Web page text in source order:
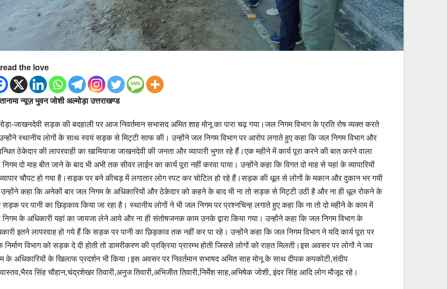
the love
न्यूज़ भुवन जोशी अल्मोड़ा उत्तराखण्ड
जाखनदेवी सड़क की बदहाली पर आज निवर्तमान सभासद अमित शाह मोनू का पारा चढ़ गया।जल निगम विभाग के प्रति रोष व्यक्त करते
स्थानीय लोगों के साथ स्वयं सड़क से मिट्टी साफ की। उन्होंने जल निगम विभाग पर आरोप लगाते हुए कहा कि जल निगम विभाग और
ठेकेदार की लापरवाही का खामियाजा जाखनदेवी की जनता और व्यापारी भुगत रहे हैं।एक महीने में कार्य पूरा करने की बात करने वाला
दो माह बीत जाने के बाद भी अभी तक सीवर लाईन का कार्य पूरा नहीं करवा पाया। उन्होंने कहा कि विगत दो माह से यहां के व्यापारियों
चौपट हो गया है।सड़क पर बने कीचड़ में लगातार लोग रपट कर चोटिल हो रहे हैं।सड़क की धूल से लोगों के मकान और दुकान भर गयी
कहा कि अनेकों बार जल निगम के अधिकारियों और ठेकेदार को कहने के बाद भी ना तो सड़क से मिट्टी उठी है और ना ही धूल रोकने के
सड़क पर पानी का छिड़काव किया जा रहा है। स्थानीय लोगों ने भी जल निगम पर प्रश्नचिन्ह लगाते हुए कहा कि ना तो दो महीने के काम में
के अधिकारी यहां का जायजा लेने आये और ना ही संतोषजनक काम उनके द्वारा किया गया। उन्होंने कहा कि जल निगम विभाग के
इतने लापरवाह हो गये हैं कि सड़क पर पानी का छिड़काव तक नहीं कर पा रहे। उन्होंने कहा कि जल निगम विभाग ने यदि कार्य पूरा पर
निर्माण विभाग को सड़क दे दी होती तो डामरीकरण की प्रक्रिया प्रारम्भ होती जिससे लोगों को राहत मिलती।इस अवसर पर लोगों ने जव
के अधिकारियों के खिलाफ प्रदर्शन भी किया।इस अवसर पर निवर्तमान सभाषद अमित साह मोनू के साथ दीपक कपकोटी,संदीप
सिंह चौहान,चंद्रशेखर तिवारी,अनुज तिवारी,अभिजीत तिवारी,निर्मेश साह,अभिषेक जोशी, इंदर सिंह आदि लोग मौजूद रहे।